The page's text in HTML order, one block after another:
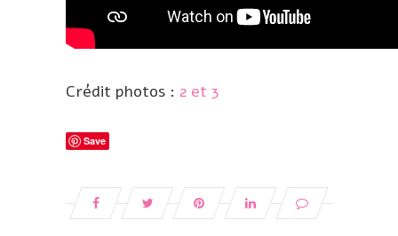
Crédit photos : 2 et 3
Save